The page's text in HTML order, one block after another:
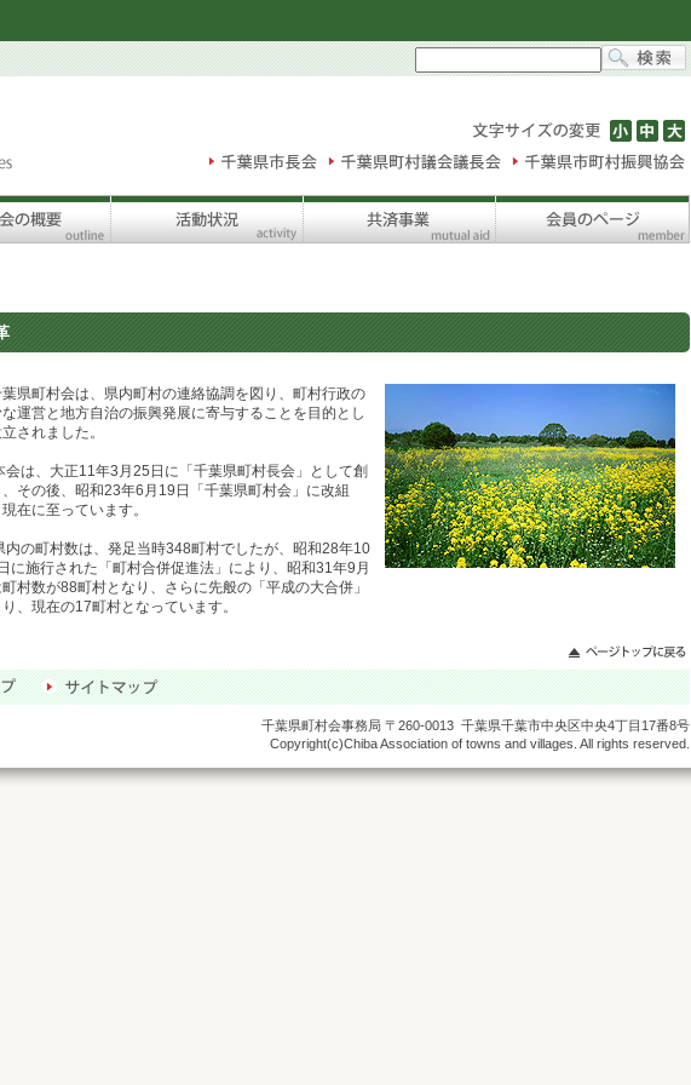
県町村会は、県内町村の連絡協調を図り、町村行政の
な運営と地方自治の振興発展に寄与することを目的とし
されました。
は、大正11年3月25日に「千葉県町村長会」として創
その後、昭和23年6月19日「千葉県町村会」に改組
現在に至っています。
の町村数は、発足当時348町村でしたが、昭和28年10
に施行された「町村合併促進法」により、昭和31年9月
町村数が88町村となり、さらに先般の「平成の大合併」
、現在の17町村となっています。
千葉県町村会事務局 〒260-0013 千葉県千葉市中央区中央4丁目17番8号
Copyright(c)Chiba Association of towns and villages. All rights reserved.